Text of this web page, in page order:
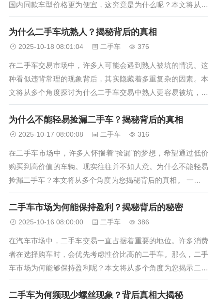
国内同款车型价格更为便宜，这究竟是为什么呢？本文将从多
个角度为您深入剖析这一现象。 一、税费差异 出口二手车在
税费方面相较于国内二手车有着显著的优势。在国内，二手车
交易需要缴纳增值税、购...
为什么二手车坑熟人？揭秘背后的真相
2025-10-18 08:01:04 二手车 376
在二手车交易市场中，许多人可能会遇到熟人被坑的情况。这
种看似违背常理的现象背后，其实隐藏着多重复杂的因素。本
文将从多个角度探讨为什么二手车交易中熟人更容易被坑，并
提供一些防范建议。 信息不对称导致的信任陷阱 在二手车交
易中，信息不对称是一个普遍存在的问题。卖家通常比买家更
了解车辆的真实状况，包...
为什么不能轻易捡漏二手车？揭秘背后的真相
2025-10-17 08:00:08 二手车 316
在二手车市场中，许多人怀揣着“捡漏”的梦想，希望通过低价
购买到高价值的车辆。现实往往并不如人意。为什么不能轻易
捡漏二手车？本文将从多个角度为您揭秘背后的真相。 一、信
息不对称导致的陷阱 二手车市场信息不对称是一个普遍存在的
问题。卖家通常掌握着车辆的真实情况，而买家则往往处于信
息劣势的位置。这种...
二手车市场为何能保持盈利？揭秘背后的秘密
2025-10-16 08:00:00 二手车 386
在汽车市场中，二手车交易一直占据着重要的地位。许多消费
者在选择购车时，会优先考虑性价比高的二手车。那么，二手
车市场为何能够保持盈利呢？本文将从多个角度为您揭示二手
车市场的盈利之道。 一、车辆折旧与残值 二手车的价格通常
低于新车，这主要是因为车辆随着时间的推移会发生折旧。即
二手车为何频现少螺丝现象？背后真相大揭秘